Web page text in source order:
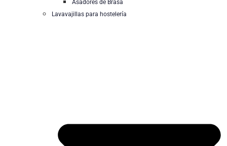
Asadores de Brasa
Lavavajillas para hostelería